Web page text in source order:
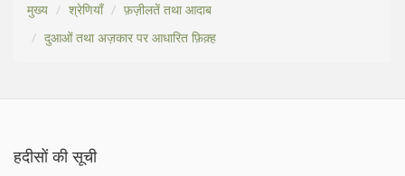
मुख्य
श्रेणियाँ
फ़ज़ीलतें तथा आदाब
दुआओं तथा अज़कार पर आधारित फ़िक़्ह
हदीसों की सूची